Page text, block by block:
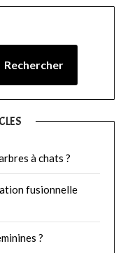
Rechercher
à chats ?
fusionnelle
?